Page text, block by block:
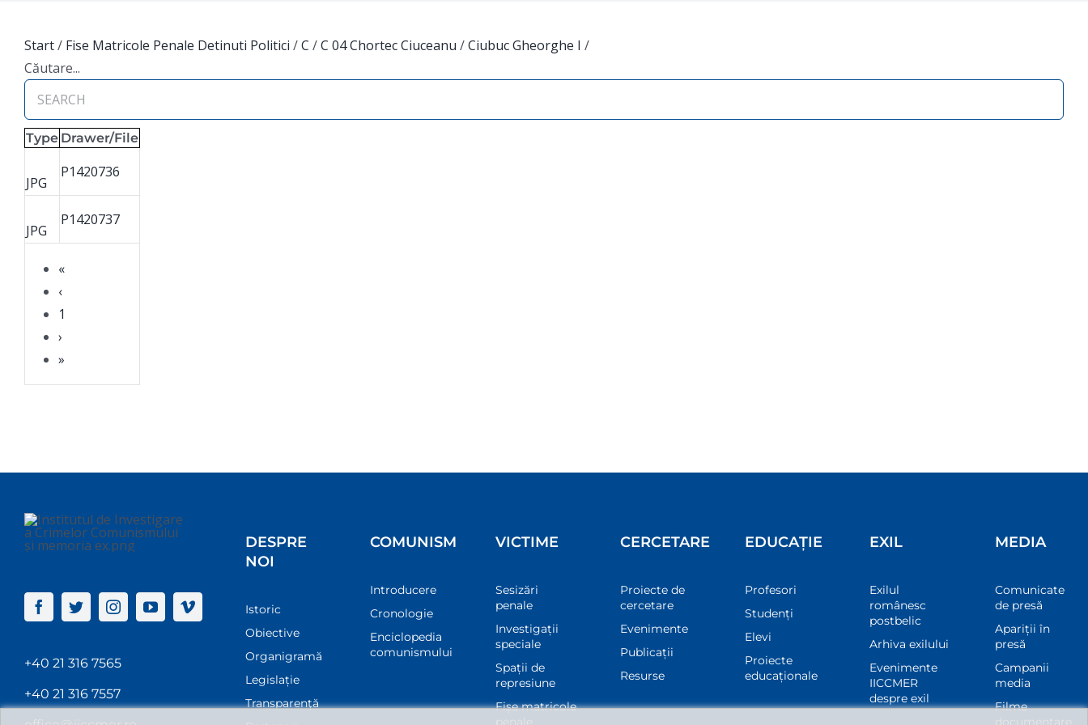
Start/ Fise Matricole Penale Detinuti Politici /C /C 04 Chortec Ciuceanu /Ciubuc Gheorghe I /
Căutare...
Type Drawer/File
«
‹
1
›
»
JPG
P1420736
JPG
P1420737
+40 21 316 7565
+40 21 316 7557
DESPRE
NOI
Istoric
Obiective
Organigramă
Legislație
Transparenţă
COMUNISM
Introducere
Cronologie
Enciclopedia
comunismului
VICTIME
Sesizări
penale
Investigații
speciale
Spații de
represiune
Fișe matricole
penale
CERCETARE
Proiecte de
cercetare
Evenimente
Publicații
Resurse
EDUCAȚIE
Profesori
Studenți
Elevi
Proiecte
educaționale
EXIL
Exilul
românesc
postbelic
Arhiva exilului
Evenimente
IICCMER
despre exil
MEDIA
Comunicate
de presă
Apariții în
presă
Campanii
media
Filme
documentare